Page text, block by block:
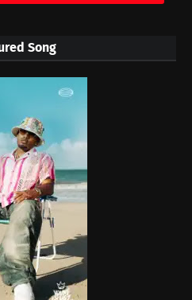
Song